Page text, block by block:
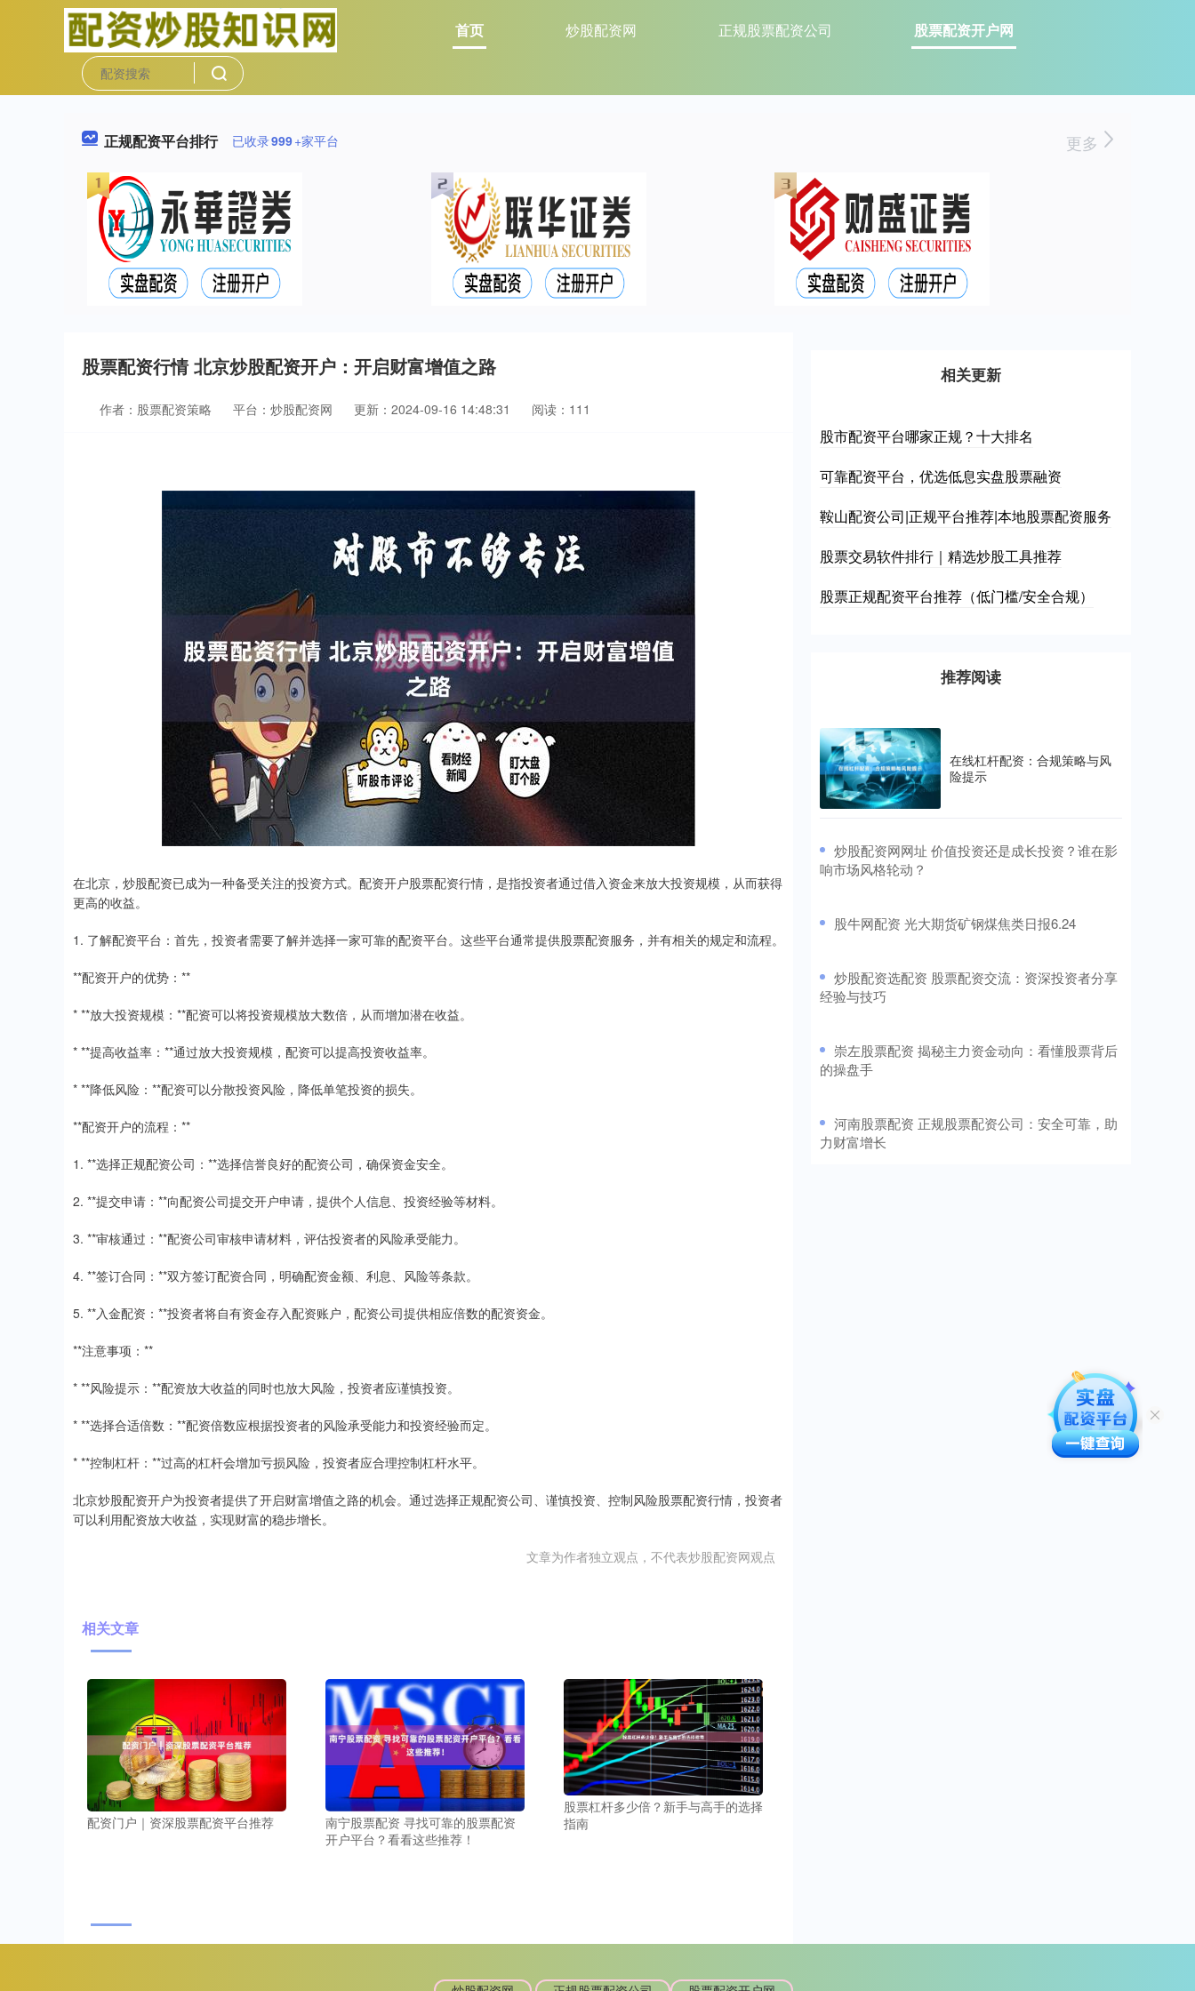
首页 炒股配资网 正规股票配资公司 股票配资开户网
正规配资平台排行 已收录999+家平台 更多
股票配资行情 北京炒股配资开户：开启财富增值之路
作者：股票配资策略 平台：炒股配资网 更新：2024-09-16 14:48:31 阅读：111
在北京，炒股配资已成为一种备受关注的投资方式。配资开户股票配资行情，是指投资者通过借入资金来放大投资规模，从而获得
更高的收益。
1. 了解配资平台：首先，投资者需要了解并选择一家可靠的配资平台。这些平台通常提供股票配资服务，并有相关的规定和流程。
**配资开户的优势：**
* **放大投资规模：**配资可以将投资规模放大数倍，从而增加潜在收益。
* **提高收益率：**通过放大投资规模，配资可以提高投资收益率。
* **降低风险：**配资可以分散投资风险，降低单笔投资的损失。
**配资开户的流程：**
1. **选择正规配资公司：**选择信誉良好的配资公司，确保资金安全。
2. **提交申请：**向配资公司提交开户申请，提供个人信息、投资经验等材料。
3. **审核通过：**配资公司审核申请材料，评估投资者的风险承受能力。
4. **签订合同：**双方签订配资合同，明确配资金额、利息、风险等条款。
5. **入金配资：**投资者将自有资金存入配资账户，配资公司提供相应倍数的配资资金。
**注意事项：**
* **风险提示：**配资放大收益的同时也放大风险，投资者应谨慎投资。
* **选择合适倍数：**配资倍数应根据投资者的风险承受能力和投资经验而定。
* **控制杠杆：**过高的杠杆会增加亏损风险，投资者应合理控制杠杆水平。
北京炒股配资开户为投资者提供了开启财富增值之路的机会。通过选择正规配资公司、谨慎投资、控制风险股票配资行情，投资者
可以利用配资放大收益，实现财富的稳步增长。
文章为作者独立观点，不代表炒股配资网观点
相关文章
配资门户｜资深股票配资平台推荐
南宁股票配资 寻找可靠的股票配资
开户平台？看看这些推荐！
股票杠杆多少倍？新手与高手的选择
指南
相关更新
股市配资平台哪家正规？十大排名
可靠配资平台，优选低息实盘股票融资
鞍山配资公司|正规平台推荐|本地股票配资服务
股票交易软件排行｜精选炒股工具推荐
股票正规配资平台推荐（低门槛/安全合规）
推荐阅读
在线杠杆配资：合规策略与风
险提示
​炒股配资网网址 价值投资还是成长投资？谁在影
响市场风格轮动？
​股牛网配资 光大期货矿钢煤焦类日报6.24
​炒股配资选配资 股票配资交流：资深投资者分享
经验与技巧
​崇左股票配资 揭秘主力资金动向：看懂股票背后
的操盘手
​河南股票配资 正规股票配资公司：安全可靠，助
力财富增长